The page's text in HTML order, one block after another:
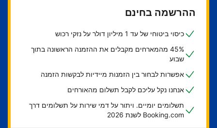
ההרשמה בחינם
כיסוי ביטוחי של עד 1 מיליון דולר על נזקי רכוש
45% מהמארחים מקבלים את ההזמנה הראשונה בתוך
שבוע
אפשרות לבחור בין הזמנות מיידיות לבקשות הזמנה
אנחנו נקל עליכם לקבל תשלום מהאורחים
תשלומים יומיים. ויתור על דמי שירות על תשלומים דרך
Booking.com לשנת 2026